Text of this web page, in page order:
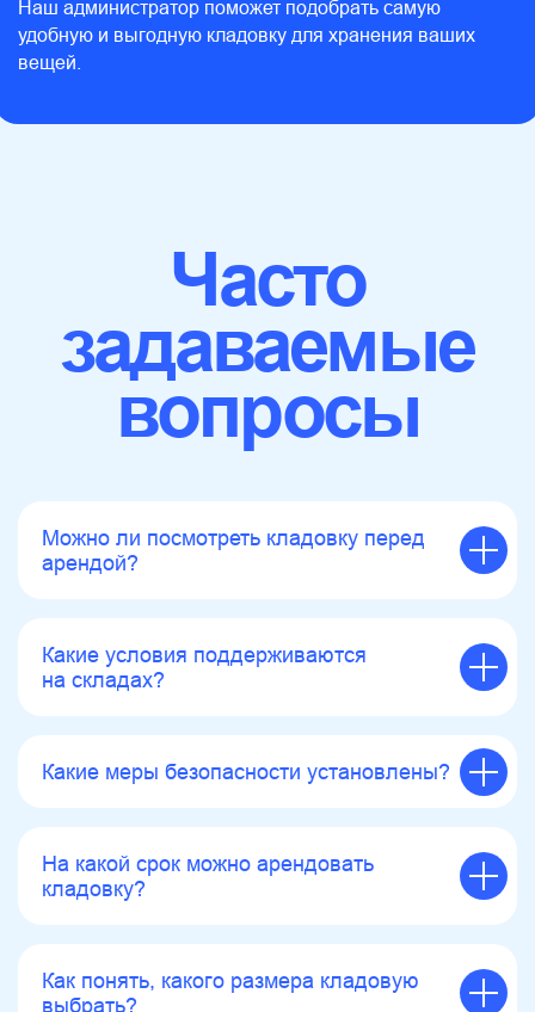
Наш администратор поможет подобрать самую
удобную и выгодную кладовку для хранения ваших
вещей.
Можно ли посмотреть кладовку перед
арендой?
Какие условия поддерживаются
на складах?
Какие меры безопасности установлены?
На какой срок можно арендовать
кладовку?
Как понять, какого размера кладовую
выбрать?
Дизайн wearebusy
© Синие кладовки, 2025